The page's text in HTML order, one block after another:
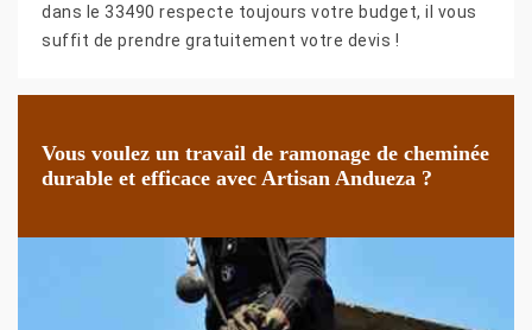
dans le 33490 respecte toujours votre budget, il vous
suffit de prendre gratuitement votre devis !
Vous voulez un travail de ramonage de cheminée
durable et efficace avec Artisan Andueza ?